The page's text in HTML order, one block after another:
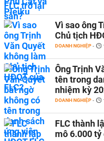
Vì sao ông
Chủ tịch
DOANH NGHIỆP -
Ông Trịnh
tên trong
nhiệm kỳ
DOANH NGHIỆP -
FLC thành
mô 6.000 tỷ